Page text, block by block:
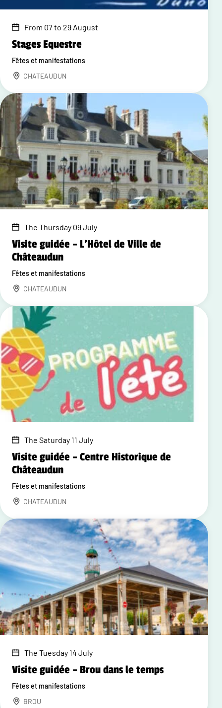
From 07 to 29 August
Stages Equestre
Fêtes et manifestations
CHATEAUDUN
The Thursday 09 July
Visite guidée – L'Hôtel de Ville de
Châteaudun
Fêtes et manifestations
CHATEAUDUN
The Saturday 11 July
Visite guidée – Centre Historique de
Châteaudun
Fêtes et manifestations
CHATEAUDUN
The Tuesday 14 July
Visite guidée – Brou dans le temps
Fêtes et manifestations
BROU